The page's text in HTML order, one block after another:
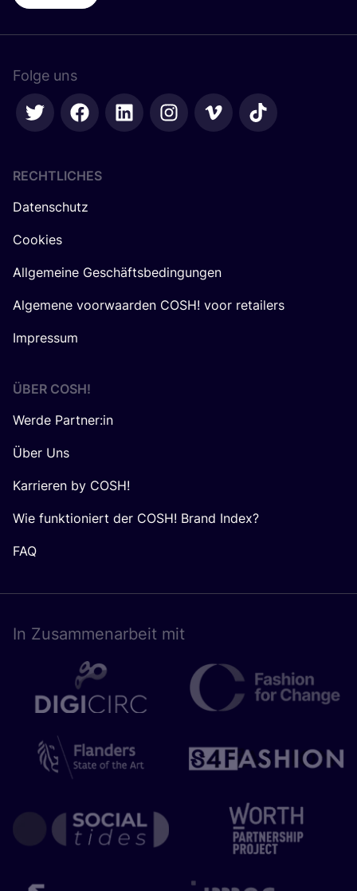
Folge uns
RECHTLICHES
Datenschutz
Cookies
Allgemeine Geschäftsbedingungen
Algemene voorwaarden COSH! voor retailers
Impressum
ÜBER COSH!
Werde Partner:in
Über Uns
Karrieren by COSH!
Wie funktioniert der COSH! Brand Index?
FAQ
In Zusam­men­ar­beit mit